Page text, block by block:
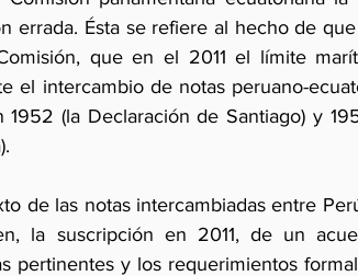
errada. Ésta se refiere al hecho de
que en el 2011 el límite
el intercambio de notas peruano-
(la Declaración de Santiago) y
de las notas intercambiadas entre
la suscripción en 2011, de un
pertinentes y los requerimientos